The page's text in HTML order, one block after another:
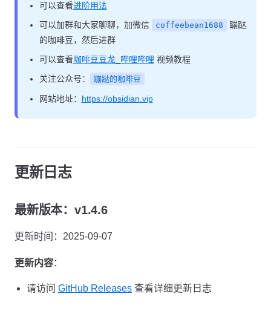
可以查看进阶用法
可以加群和大家聊聊，加微信
coffeebean1688
蹦跶
的咖啡豆，然后进群
可以查看咖啡豆豆龙_哔哩哔哩 视频教程
关注公众号：
蹦跶的咖啡豆
网站地址： https://obsidian.vip
更新日志
最新版本：v1.4.6
更新时间：2025-09-07
更新内容：
请访问 GitHub Releases 查看详细更新日志